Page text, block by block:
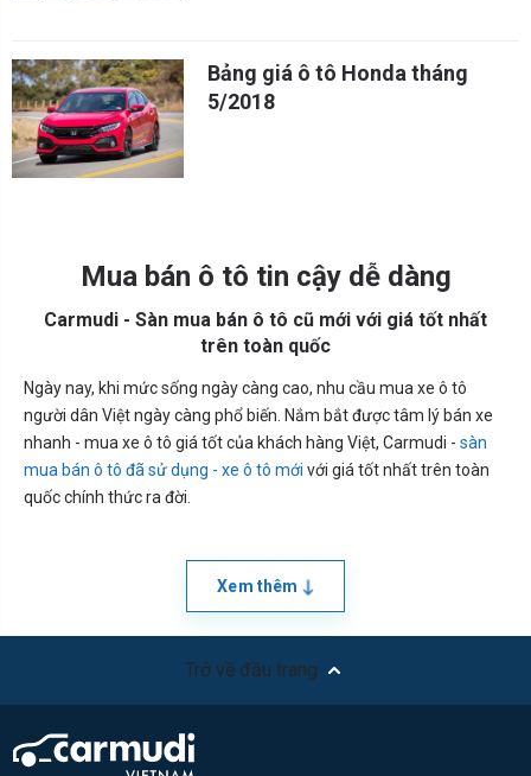
Bảng giá ô tô Honda tháng
5/2018
Mua bán ô tô tin cậy dễ dàng
Carmudi - Sàn mua bán ô tô cũ mới với giá tốt nhất
trên toàn quốc
Ngày nay, khi mức sống ngày càng cao, nhu cầu mua xe ô tô
người dân Việt ngày càng phổ biến. Nắm bắt được tâm lý bán xe
nhanh - mua xe ô tô giá tốt của khách hàng Việt, Carmudi - sàn
mua bán ô tô đã sử dụng - xe ô tô mới với giá tốt nhất trên toàn
quốc chính thức ra đời.
Xem thêm
Trở về đầu trang